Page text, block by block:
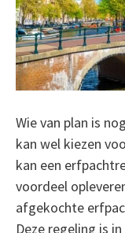
Wie van plan is
kan wel kiezen
kan een
voordeel
afgekochte
Deze regeling is